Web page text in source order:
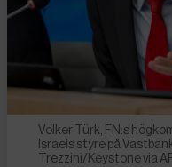
Volker Türk, FN:s
Israels styre på
Trezzini/Keystone via